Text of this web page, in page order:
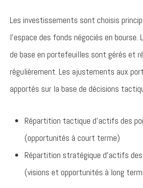
Les investissements sont choisis
l’espace des fonds négociés en bourse.
de base en portefeuilles sont gérés et
régulièrement. Les ajustements aux
apportés sur la base de décisions
Répartition tactique d’actifs des
(opportunités à court terme)
Répartition stratégique d’actifs
(visions et opportunités à long